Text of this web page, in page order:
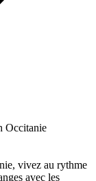
Occitanie
vivez au rythme
avec les